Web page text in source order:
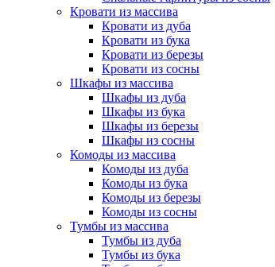
Кровати из массива
Кровати из дуба
Кровати из бука
Кровати из березы
Кровати из сосны
Шкафы из массива
Шкафы из дуба
Шкафы из бука
Шкафы из березы
Шкафы из сосны
Комоды из массива
Комоды из дуба
Комоды из бука
Комоды из березы
Комоды из сосны
Тумбы из массива
Тумбы из дуба
Тумбы из бука